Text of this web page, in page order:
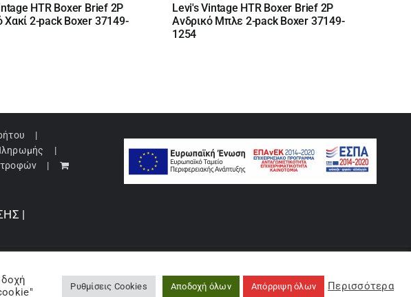
HTR Boxer Brief 2P
Χακί 2-pack Boxer 37149-
Levi's Vintage HTR Boxer Brief 2P
Ανδρικό Μπλε 2-pack Boxer 37149-
1254
|
|
Ρυθμίσεις Cookies Αποδοχή όλων Απόρριψη όλων Περισσότερα